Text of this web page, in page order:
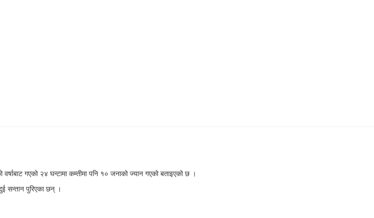
गएको २४ घन्टामा कम्तीमा पनि १० जनाको ज्यान गएको बताइएको छ ।
दुई सन्तान पुरिएका छन् ।